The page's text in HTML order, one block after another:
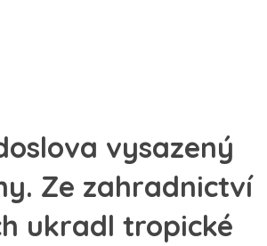
vysazený
Ze zahradnictví
ukradl tropické